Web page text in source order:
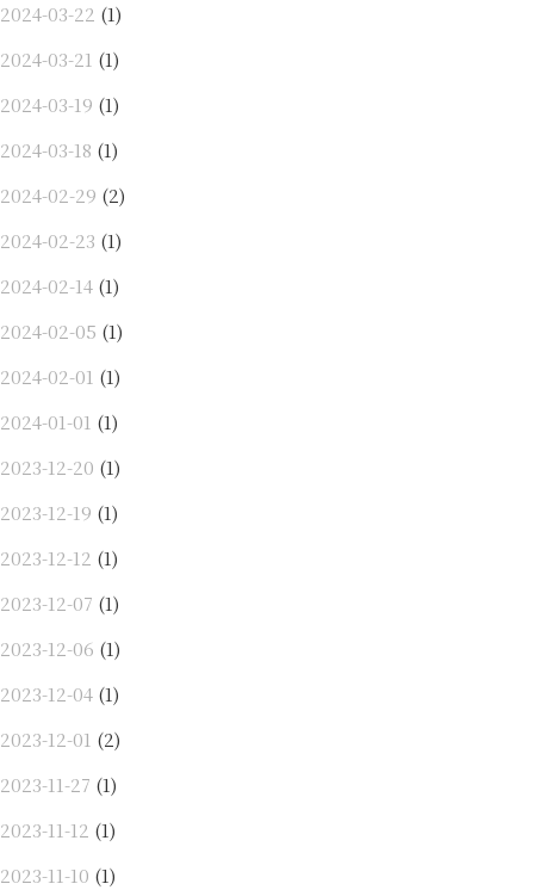
2024-03-22 (1)
2024-03-21 (1)
2024-03-19 (1)
2024-03-18 (1)
2024-02-29 (2)
2024-02-23 (1)
2024-02-14 (1)
2024-02-05 (1)
2024-02-01 (1)
2024-01-01 (1)
2023-12-20 (1)
2023-12-19 (1)
2023-12-12 (1)
2023-12-07 (1)
2023-12-06 (1)
2023-12-04 (1)
2023-12-01 (2)
2023-11-27 (1)
2023-11-12 (1)
2023-11-10 (1)